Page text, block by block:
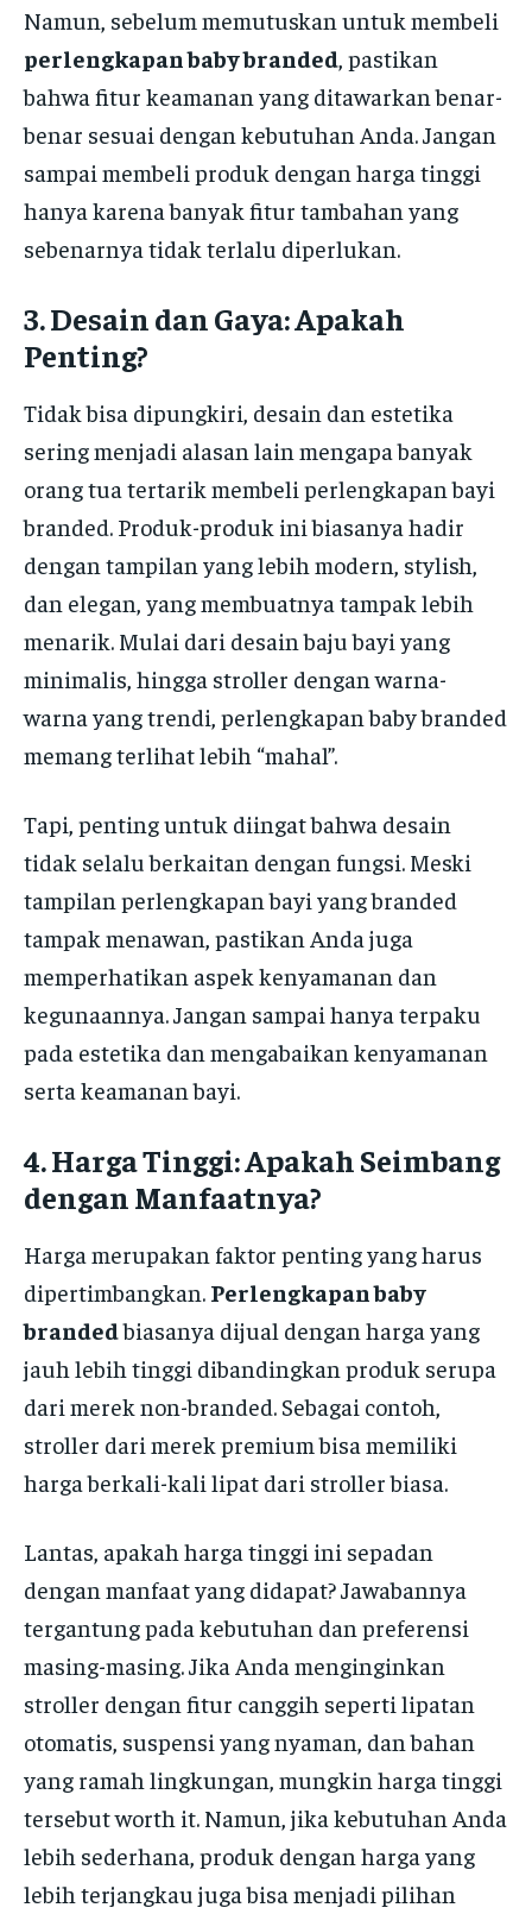
Namun, sebelum memutuskan untuk membeli
perlengkapan baby branded , pastikan
bahwa fitur keamanan yang ditawarkan benar-
benar sesuai dengan kebutuhan Anda. Jangan
sampai membeli produk dengan harga tinggi
hanya karena banyak fitur tambahan yang
sebenarnya tidak terlalu diperlukan.
3.Desain dan Gaya: Apakah
Penting?
Tidak bisa dipungkiri, desain dan estetika
sering menjadi alasan lain mengapa banyak
orang tua tertarik membeli perlengkapan bayi
branded. Produk-produk ini biasanya hadir
dengan tampilan yang lebih modern, stylish,
dan elegan, yang membuatnya tampak lebih
menarik. Mulai dari desain baju bayi yang
minimalis, hingga stroller dengan warna-
warna yang trendi, perlengkapan baby branded
memang terlihat lebih “mahal”.
Tapi, penting untuk diingat bahwa desain
tidak selalu berkaitan dengan fungsi. Meski
tampilan perlengkapan bayi yang branded
tampak menawan, pastikan Anda juga
memperhatikan aspek kenyamanan dan
kegunaannya. Jangan sampai hanya terpaku
pada estetika dan mengabaikan kenyamanan
serta keamanan bayi.
4.Harga Tinggi: Apakah Seimbang
dengan Manfaatnya?
Harga merupakan faktor penting yang harus
dipertimbangkan. Perlengkapan baby
branded biasanya dijual dengan harga yang
jauh lebih tinggi dibandingkan produk serupa
dari merek non-branded. Sebagai contoh,
stroller dari merek premium bisa memiliki
harga berkali-kali lipat dari stroller biasa.
Lantas, apakah harga tinggi ini sepadan
dengan manfaat yang didapat? Jawabannya
tergantung pada kebutuhan dan preferensi
masing-masing. Jika Anda menginginkan
stroller dengan fitur canggih seperti lipatan
otomatis, suspensi yang nyaman, dan bahan
yang ramah lingkungan, mungkin harga tinggi
tersebut worth it. Namun, jika kebutuhan Anda
lebih sederhana, produk dengan harga yang
lebih terjangkau juga bisa menjadi pilihan